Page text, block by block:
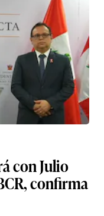
con Julio
confirma